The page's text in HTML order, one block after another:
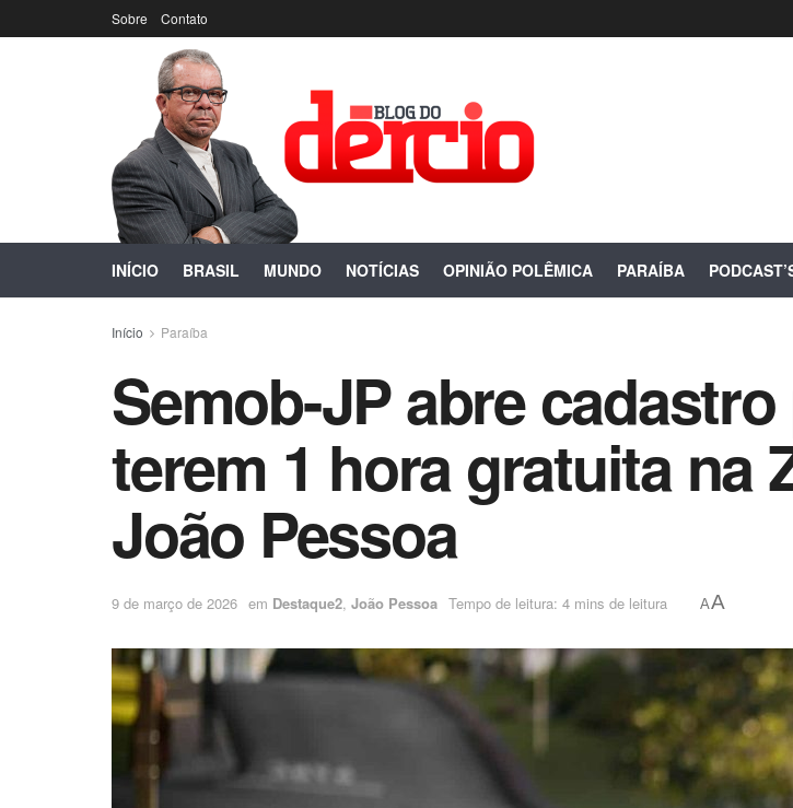
Sobre Contato
INÍCIO BRASIL MUNDO NOTÍCIAS OPINIÃO POLÊMICA PARAÍBA
Início Paraíba
Semob-JP abre
terem 1 hora gratuita na
João Pessoa
9 de março de 2026 em Destaque2, João Pessoa Tempo de leitura: 4 mins de leitura AA